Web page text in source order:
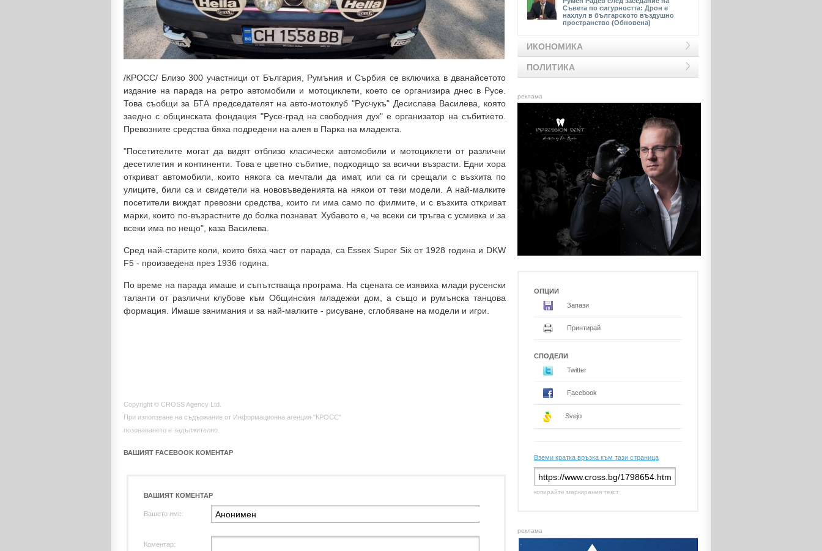
/КРОСС/ Близо 300 участници от България, Румъния и Сърбия се включиха в дванайсетото
издание на парада на ретро автомобили и мотоциклети, което се организира днес в Русе.
Това съобщи за БТА председателят на авто-мотоклуб "Русчукъ" Десислава Василева, която
заедно с общинската фондация "Русе-град на свободния дух" е организатор на събитието.
Превозните средства бяха подредени на алея в Парка на младежта.
"Посетителите могат да видят отблизо класически автомобили и мотоциклети от различни
десетилетия и континенти. Това е цветно събитие, подходящо за всички възрасти. Едни хора
откриват автомобили, които някога са мечтали да имат, или са ги срещали с възхита по
улиците, били са и свидетели на нововъведенията на някои от тези модели. А най-малките
посетители виждат превозни средства, които ги има само по филмите, и с възхита откриват
марки, които по-възрастните до болка познават. Хубавото е, че всеки си тръгва с усмивка и за
всеки има по нещо", каза Василева.
Сред най-старите коли, които бяха част от парада, са Essex Super Six от 1928 година и DKW
F5 - произведена през 1936 година.
По време на парада имаше и съпътстваща програма. На сцената се изявиха млади русенски
таланти от различни клубове към Общинския младежки дом, а също и румънска танцова
формация. Имаше занимания и за най-малките - рисуване, сглобяване на модели и игри.
Copyright © CROSS Agency Ltd.
При използване на съдържание от Информационна агенция "КРОСС"
позоваването е задължително.
ВАШИЯТ FACEBOOK КОМЕНТАР
ВАШИЯТ КОМЕНТАР
Вашето име:
Коментар:
Съвета по сигурността: Дрон е
нахлул в българското въздушно
пространство (Обновена)
ИКОНОМИКА
ПОЛИТИКА
реклама
ОПЦИИ
Запази
Принтирай
СПОДЕЛИ
Twitter
Facebook
Svejo
Вземи кратка връзка към тази страница
копирайте маркирания текст
реклама